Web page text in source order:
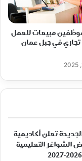
مبيعات للعمل
في جبل عمان
تعلن أكاديمية
الشواغر التعليمية